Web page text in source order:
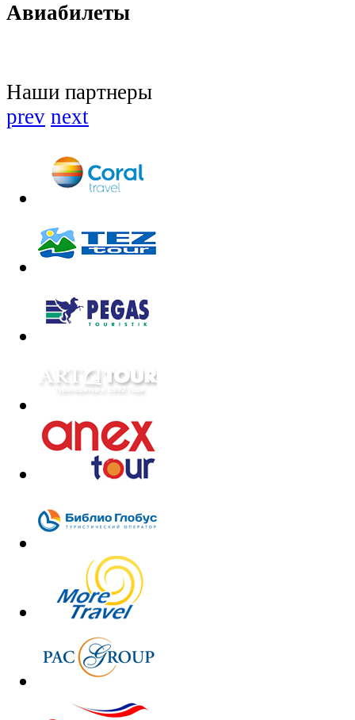
Авиабилеты
Наши партнеры
prev next